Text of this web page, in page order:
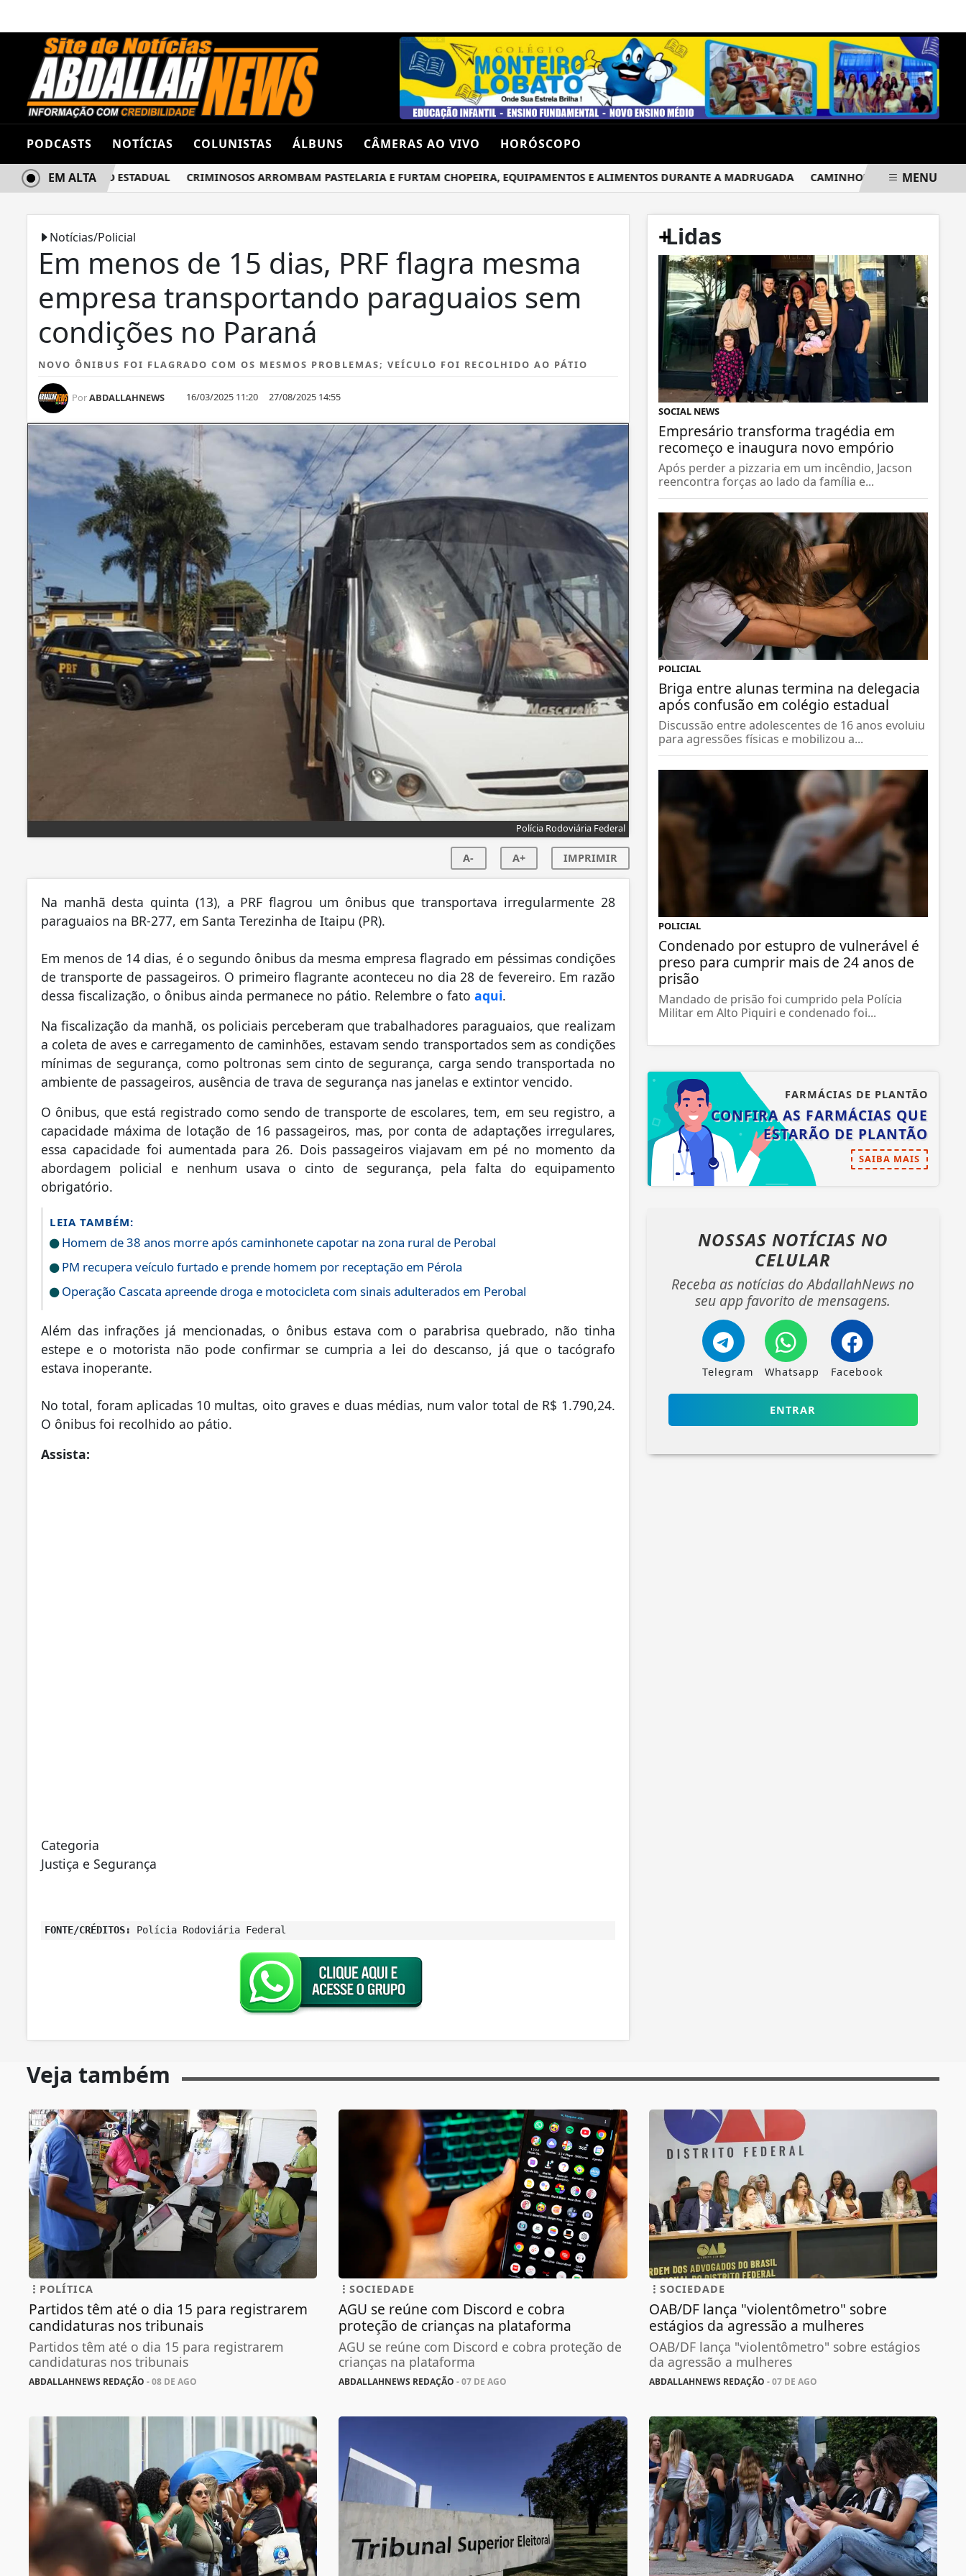
PODCASTS NOTÍCIAS COLUNISTAS ÁLBUNS CÂMERAS AO VIVO HORÓSCOPO
EM COLÉGIO ESTADUAL CRIMINOSOS ARROMBAM PASTELARIA E FURTAM CHOPEIRA, EQUIPAMENTOS E ALIMENTOS DURANTE A MADRUGADA CAMINHONEIRO É RENDIDO
EM ALTA MENU
Notícias/Policial
Em menos de 15 dias, PRF flagra mesma
empresa transportando paraguaios sem
condições no Paraná
NOVO ÔNIBUS FOI FLAGRADO COM OS MESMOS PROBLEMAS; VEÍCULO FOI RECOLHIDO AO PÁTIO
PorABDALLAHNEWS 16/03/2025 11:20 27/08/2025 14:55
Polícia Rodoviária Federal
A- A+ IMPRIMIR
Na manhã desta quinta (13), a PRF flagrou um ônibus que transportava irregularmente 28
paraguaios na BR-277, em Santa Terezinha de Itaipu (PR).
Em menos de 14 dias, é o segundo ônibus da mesma empresa flagrado em péssimas condições
de transporte de passageiros. O primeiro flagrante aconteceu no dia 28 de fevereiro. Em razão
dessa fiscalização, o ônibus ainda permanece no pátio. Relembre o fato aqui.
Na fiscalização da manhã, os policiais perceberam que trabalhadores paraguaios, que realizam
a coleta de aves e carregamento de caminhões, estavam sendo transportados sem as condições
mínimas de segurança, como poltronas sem cinto de segurança, carga sendo transportada no
ambiente de passageiros, ausência de trava de segurança nas janelas e extintor vencido.
O ônibus, que está registrado como sendo de transporte de escolares, tem, em seu registro, a
capacidade máxima de lotação de 16 passageiros, mas, por conta de adaptações irregulares,
essa capacidade foi aumentada para 26. Dois passageiros viajavam em pé no momento da
abordagem policial e nenhum usava o cinto de segurança, pela falta do equipamento
obrigatório.
LEIA TAMBÉM:
Homem de 38 anos morre após caminhonete capotar na zona rural de Perobal
PM recupera veículo furtado e prende homem por receptação em Pérola
Operação Cascata apreende droga e motocicleta com sinais adulterados em Perobal
Além das infrações já mencionadas, o ônibus estava com o parabrisa quebrado, não tinha
estepe e o motorista não pode confirmar se cumpria a lei do descanso, já que o tacógrafo
estava inoperante.
No total, foram aplicadas 10 multas, oito graves e duas médias, num valor total de R$ 1.790,24.
O ônibus foi recolhido ao pátio.
Assista:
Categoria
Justiça e Segurança
FONTE/CRÉDITOS: Polícia Rodoviária Federal
+
Lidas
SOCIAL NEWS
Empresário transforma tragédia em
recomeço e inaugura novo empório
Após perder a pizzaria em um incêndio, Jacson
reencontra forças ao lado da família e...
POLICIAL
Briga entre alunas termina na delegacia
após confusão em colégio estadual
Discussão entre adolescentes de 16 anos evoluiu
para agressões físicas e mobilizou a...
POLICIAL
Condenado por estupro de vulnerável é
preso para cumprir mais de 24 anos de
prisão
Mandado de prisão foi cumprido pela Polícia
Militar em Alto Piquiri e condenado foi...
FARMÁCIAS DE PLANTÃO
CONFIRA AS FARMÁCIAS QUE
ESTARÃO DE PLANTÃO
SAIBA MAIS
NOSSAS NOTÍCIAS NO
CELULAR
Receba as notícias do AbdallahNews no
seu app favorito de mensagens.
Telegram Whatsapp Facebook
ENTRAR
Veja também
POLÍTICA
Partidos têm até o dia 15 para registrarem
candidaturas nos tribunais
Partidos têm até o dia 15 para registrarem
candidaturas nos tribunais
ABDALLAHNEWS REDAÇÃO - 08 DE AGO
SOCIEDADE
AGU se reúne com Discord e cobra
proteção de crianças na plataforma
AGU se reúne com Discord e cobra proteção de
crianças na plataforma
ABDALLAHNEWS REDAÇÃO - 07 DE AGO
SOCIEDADE
OAB/DF lança "violentômetro" sobre
estágios da agressão a mulheres
OAB/DF lança "violentômetro" sobre estágios
da agressão a mulheres
ABDALLAHNEWS REDAÇÃO - 07 DE AGO